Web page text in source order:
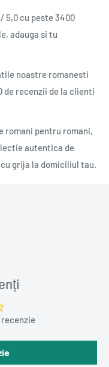
5,0 cu peste 3400
adauga si tu
noastre romanesti
de recenzii de la clienti
romani pentru romani,
autentica de
grija la domiciliul tau.